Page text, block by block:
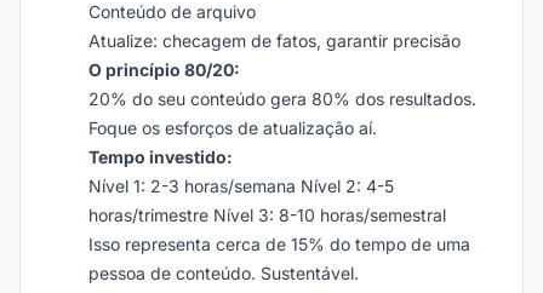
Conteúdo de arquivo
Atualize: checagem de fatos, garantir precisão
O princípio 80/20:
20% do seu conteúdo gera 80% dos resultados.
Foque os esforços de atualização aí.
Tempo investido:
Nível 1: 2-3 horas/semana Nível 2: 4-5
horas/trimestre Nível 3: 8-10 horas/semestral
Isso representa cerca de 15% do tempo de uma
pessoa de conteúdo. Sustentável.